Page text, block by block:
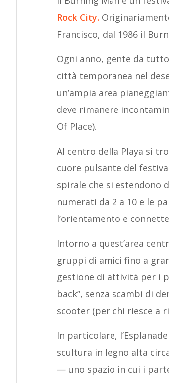
Rock City.
Francisco, dal 1986 il
Ogni anno, gente da
città temporanea nel
un’ampia area
deve rimanere
Of Place).
Al centro della Playa si
cuore pulsante del
spirale che si estendono
numerati da 2 a 10 e le
l’orientamento e
Intorno a quest’area
gruppi di amici fino a
gestione di attività per i
back”, senza scambi di
scooter (per chi riesce a
In particolare,
scultura in legno alta
— uno spazio in cui i